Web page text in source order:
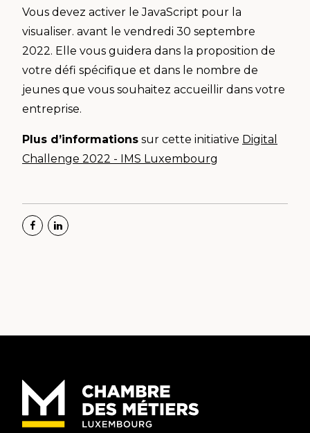
Vous devez activer le JavaScript pour la
visualiser. avant le vendredi 30 septembre
2022. Elle vous guidera dans la proposition de
votre défi spécifique et dans le nombre de
jeunes que vous souhaitez accueillir dans votre
entreprise.
Plus d’informations sur cette initiative Digital
Challenge 2022 - IMS Luxembourg